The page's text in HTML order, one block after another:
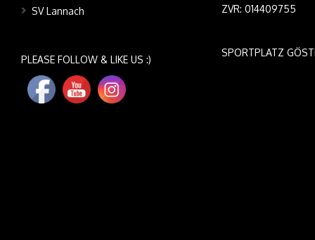
SV Lannach
PLEASE FOLLOW & LIKE US :)
ZVR: 014409755
SPORTPLATZ